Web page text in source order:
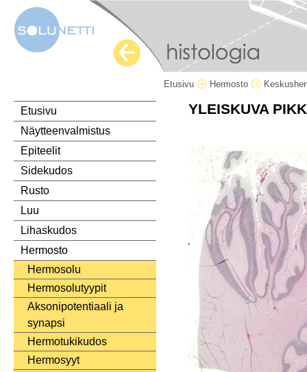
Etusivu Hermosto
Etusivu
Näytteenvalmistus
Epiteelit
Sidekudos
Rusto
Luu
Lihaskudos
Hermosto
Hermosolu
Hermosolutyypit
Aksonipotentiaali ja
synapsi
Hermotukikudos
Hermosyyt
YLEISKUVA